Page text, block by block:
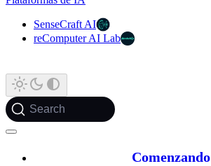
SenseCraft AI
reComputer AI Lab
Search
Comenzando